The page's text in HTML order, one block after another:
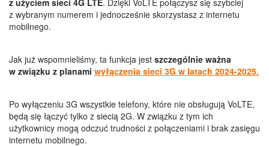
z użyciem sieci 4G LTE. Dzięki VoLTE połączysz się szybciej
z wybranym numerem i jednocześnie skorzystasz z internetu
mobilnego.
Jak już wspomnieliśmy, ta funkcja jest szczególnie ważna
w związku z planami wyłączenia sieci 3G w latach 2024-2025.
Po wyłączeniu 3G wszystkie telefony, które nie obsługują VoLTE,
będą się łączyć tylko z siecią 2G. W związku z tym ich
użytkownicy mogą odczuć trudności z połączeniami i brak zasięgu
internetu mobilnego.